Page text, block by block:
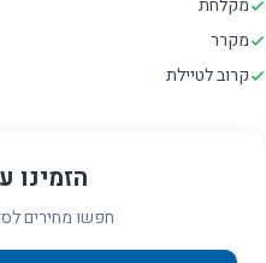
מקלחת
מקרר
קרוב לטיילת
הזמינו
חפשו מחירים